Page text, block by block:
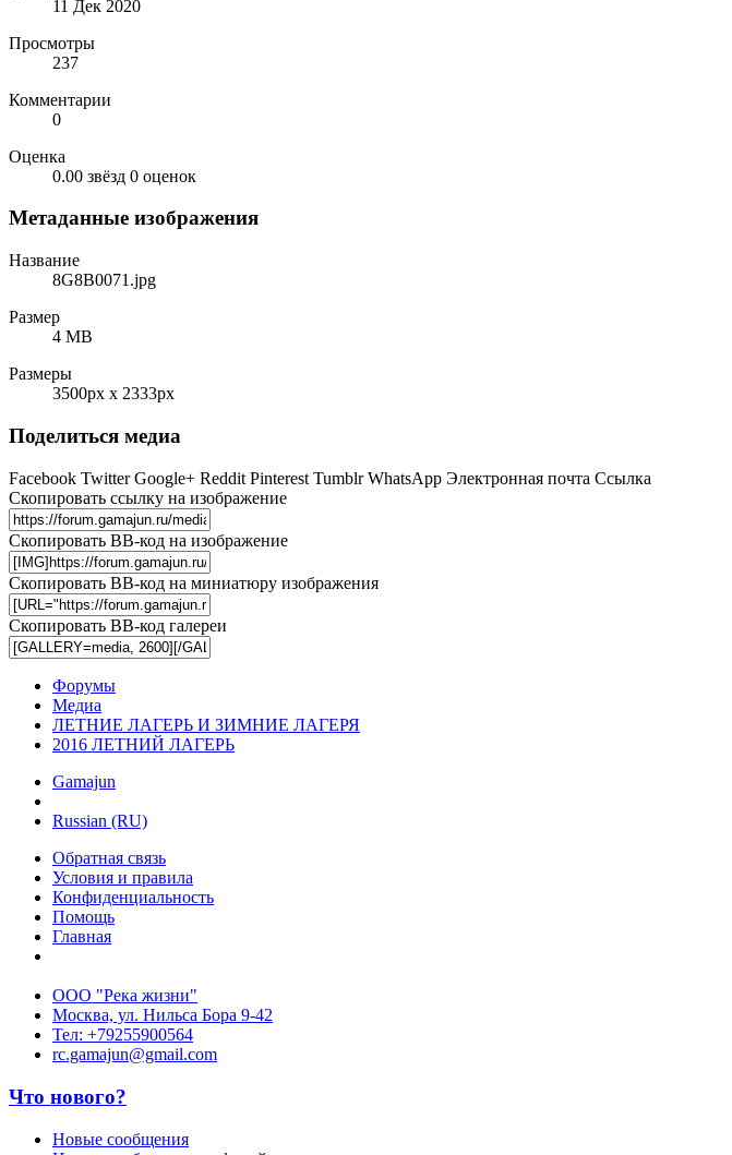
11 Дек 2020
Просмотры
237
Комментарии
0
Оценка
0.00 звёзд 0 оценок
Метаданные изображения
Название
8G8B0071.jpg
Размер
4 MB
Размеры
3500px x 2333px
Поделиться медиа
Facebook Twitter Google+ Reddit Pinterest Tumblr WhatsApp Электронная почта Ссылка
Скопировать ссылку на изображение
Скопировать BB-код на изображение
Скопировать BB-код на миниатюру изображения
Скопировать BB-код галереи
Форумы
Медиа
ЛЕТНИЕ ЛАГЕРЬ И ЗИМНИЕ ЛАГЕРЯ
2016 ЛЕТНИЙ ЛАГЕРЬ
Gamajun
Russian (RU)
Обратная связь
Условия и правила
Конфиденциальность
Помощь
Главная
ООО "Река жизни"
Москва, ул. Нильса Бора 9-42
Тел: +79255900564
rc.gamajun@gmail.com
Что нового?
Новые сообщения